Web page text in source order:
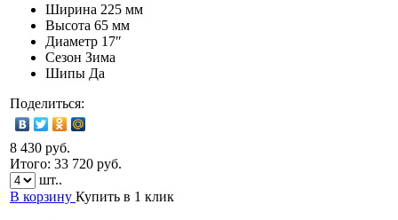
Ширина 225 мм
Высота 65 мм
Диаметр 17″
Сезон Зима
Шипы Да
Поделиться:
8 430 руб.
Итого: 33 720 руб.
шт..
В корзину Купить в 1 клик